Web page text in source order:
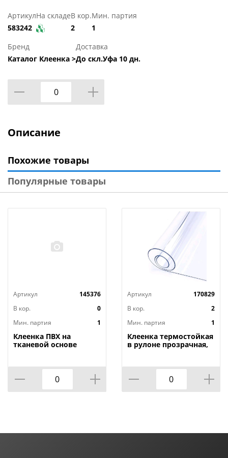
Артикул
583242
На складеВ кор.
2
Мин. партия
1
Бренд
Каталог Клеенка >
Доставка
До скл.Уфа 10 дн.
Описание
Похожие товары
Популярные товары
Артикул
145376
В кор.
0
Мин. партия
1
Клеенка ПВХ на
тканевой основе
потертости, грязные
края
Артикул
170829
В кор.
2
Мин. партия
1
Клеенка термостойкая
в рулоне прозрачная,
HOZBAT